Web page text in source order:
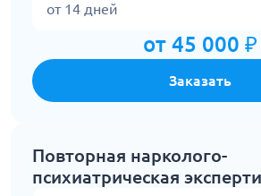
от 14 дней
от 45 000 ₽
Заказать
Повторная нарколого-
психиатрическая